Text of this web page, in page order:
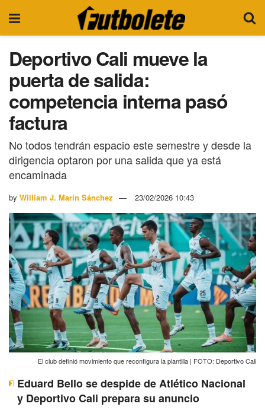
Deportivo Cali mueve la
puerta de salida:
competencia interna pasó
factura
No todos tendrán espacio este semestre y desde la
dirigencia optaron por una salida que ya está
encaminada
by William J. Marín Sánchez 23/02/2026 10:43
El club definió movimiento que reconfigura la plantilla | FOTO: Deportivo Cali
Eduard Bello se despide de Atlético Nacional
y Deportivo Cali prepara su anuncio